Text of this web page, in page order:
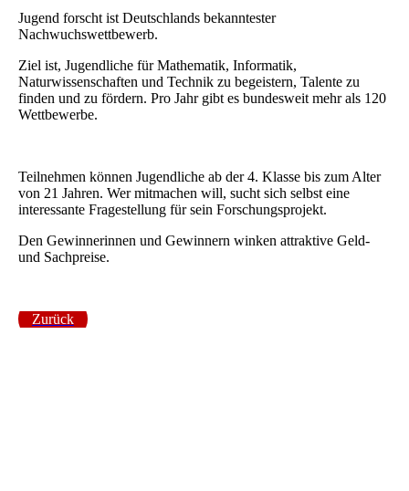
Jugend forscht ist Deutschlands bekanntester
Nachwuchswettbewerb.
Ziel ist, Jugendliche für Mathematik, Informatik,
Naturwissenschaften und Technik zu begeistern, Talente zu
finden und zu fördern. Pro Jahr gibt es bundesweit mehr als 120
Wettbewerbe.
Teilnehmen können Jugendliche ab der 4. Klasse bis zum Alter
von 21 Jahren. Wer mitmachen will, sucht sich selbst eine
interessante Fragestellung für sein Forschungsprojekt.
Den Gewinnerinnen und Gewinnern winken attraktive Geld-
und Sachpreise.
Zurück